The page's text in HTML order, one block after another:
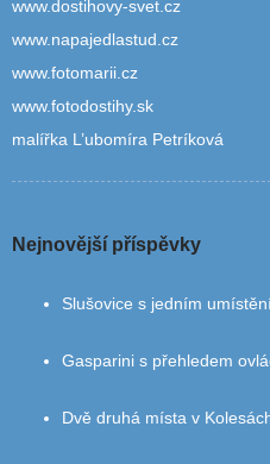
www.dostihovy-svet.cz
www.napajedlastud.cz
www.fotomarii.cz
www.fotodostihy.sk
malířka L’ubomíra Petríková
Nejnovější příspěvky
Slušovice s jedním
Gasparini s přehledem
Dvě druhá místa v